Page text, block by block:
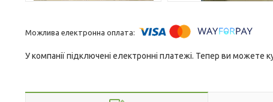
У компанії підключені електронні платежі. Тепер ви можете